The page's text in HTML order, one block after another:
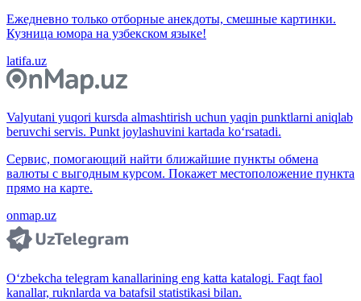
Ежедневно только отборные анекдоты, смешные картинки.
Кузница юмора на узбекском языке!
latifa.uz
Valyutani yuqori kursda almashtirish uchun yaqin punktlarni aniqlab
beruvchi servis. Punkt joylashuvini kartada ko‘rsatadi.
Сервис, помогающий найти ближайшие пункты обмена
валюты с выгодным курсом. Покажет местоположение пункта
прямо на карте.
onmap.uz
O‘zbekcha telegram kanallarining eng katta katalogi. Faqt faol
kanallar, ruknlarda va batafsil statistikasi bilan.